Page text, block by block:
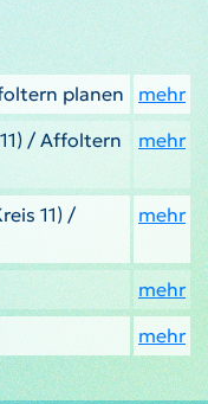
planen
mehr
/ Affoltern
mehr
11) /
mehr
mehr
mehr